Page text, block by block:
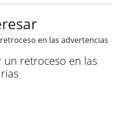
retroceso en las